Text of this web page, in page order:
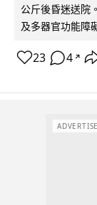
公斤後昏迷送院
及多器官功能障
23 4 ↗